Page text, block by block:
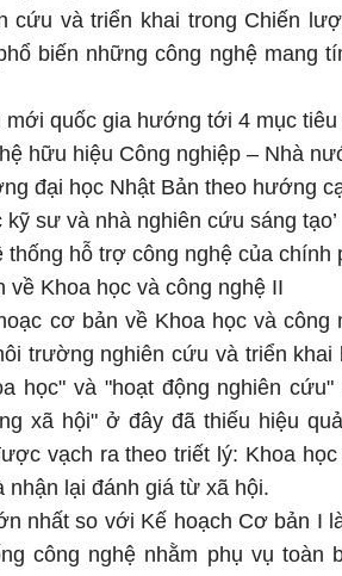
cứu và triển khai trong Chiến
biến những công nghệ mang
mới quốc gia hướng tới 4 mục tiêu
hữu hiệu Công nghiệp – Nhà
đại học Nhật Bản theo hướng
sư và nhà nghiên cứu sáng tạo’
thống hỗ trợ công nghệ của chính
về Khoa học và công nghệ II
cơ bản về Khoa học và
trường nghiên cứu và triển
học" và "hoạt động nghiên
xã hội" ở đây đã thiếu hiệu
vạch ra theo triết lý: Khoa
nhận lại đánh giá từ xã hội.
nhất so với Kế hoạch Cơ bản I
công nghệ nhằm phụ vụ